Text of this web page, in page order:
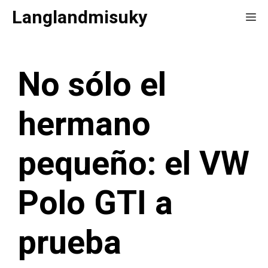
SaltarLanglandmisuky
No sólo el
hermano
pequeño: el VW
Polo GTI a
prueba